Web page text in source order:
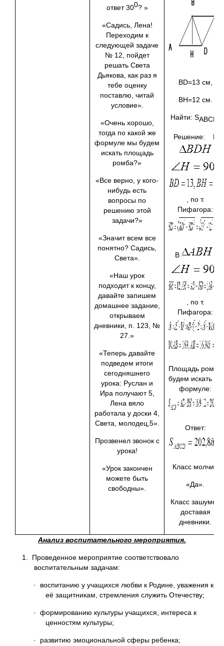
ответ 300? »
«Садись, Лена!
Переходим к
следующей задаче
№ 12, пойдет
решать Света
Дьякова, как раз я
тебе оценку
поставлю, читай
условие».
«Очень хорошо,
тогда по какой же
формуле мы будем
искать площадь
ромба?»
«Все верно, у кого-
нибудь есть
вопросы по
решению этой
задачи?»
«Значит всем все
понятно? Садись,
Света».
«Наш урок
подходит к концу,
давайте запишем
домашнее задание,
открываем
дневники, п. 123, №
27.»
«Теперь давайте
подведем итоги
сегодняшнего
урока: Руслан и
Ира получают 5,
Лена вяло
работала у доски 4,
Света, молодец,5».
Прозвенел звонок с
урока!
«Урок закончен
можете быть
свободны».
BD=13 см,
BH=12 см.
Найти: SABCD
Решение: В
, по т.
Пифагора:
В
, по т.
Пифагора:
Площадь ромба
будем искать по
формуле:
Ответ:
Класс молчит.
«Да».
Класс зашумел
доставая
дневники.
Анализ воспитательного мероприятия.
1. Проведенное мероприятие соответствовало
воспитательным задачам:
· воспитанию у учащихся любви к Родине, уважения к
её защитникам, стремления служить Отечеству;
· формированию культуры учащихся, интереса к
ценностям культуры;
· развитию эмоциональной сферы ребенка;